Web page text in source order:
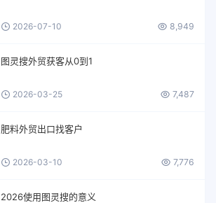
2026-07-10 8,949
图灵搜外贸获客从0到1
2026-03-25 7,487
肥料外贸出口找客户
2026-03-10 7,776
2026使用图灵搜的意义